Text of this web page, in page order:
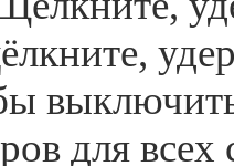
для всех